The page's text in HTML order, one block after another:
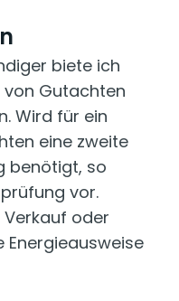
entweder über den
oder über eine
kann
des Materials
handelt es sich um
kein Material
biete ich
von Gutachten
Wird für ein
eine zweite
benötigt, so
vor.
oder